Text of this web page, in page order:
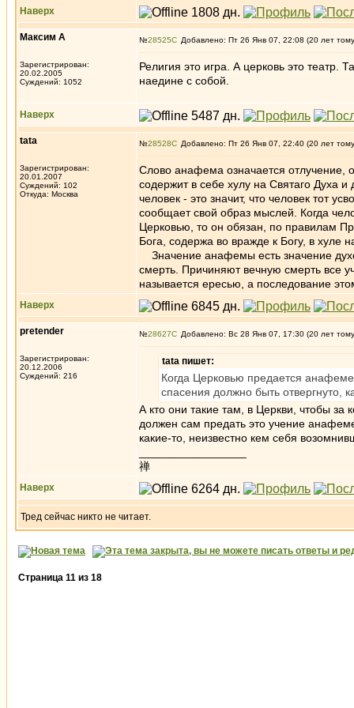
Наверх
Максим А
Зарегистрирован:
20.02.2005
Суждений: 1052
№28525 Добавлено: Пт 26 Янв 07, 22:08 (20 лет
Религия это игра. А церковь это театр.
наедине с собой.
Наверх
tata
Зарегистрирован:
20.01.2007
Суждений: 102
Откуда: Москва
№28528 Добавлено: Пт 26 Янв 07, 22:40 (20 лет
Слово анафема означается отлучение,
содержит в себе хулу на Святаго Духа
человек - это значит, что человек тот
сообщает свой образ мыслей. Когда
Церковью, то он обязан, по правилам
Бога, содержа во вражде к Богу, в хуле
Значение анафемы есть значение
смерть. Причиняют вечную смерть все
называется ересью, а последование
Наверх
pretender
Зарегистрирован:
20.12.2006
Суждений: 216
№28627 Добавлено: Вс 28 Янв 07, 17:30 (20 лет
tata пишет:
Когда Церковью предается анафеме
спасения должно быть отвергнуто,
А кто они такие там, в Церкви, чтобы за
должен сам предать это учение
какие-то, неизвестно кем себя
禅
Наверх
Тред сейчас никто не читает.
Страница 11 из 18